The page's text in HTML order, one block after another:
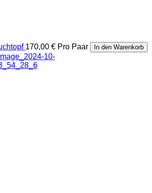
170,00 € Pro Paar In den Warenkorb